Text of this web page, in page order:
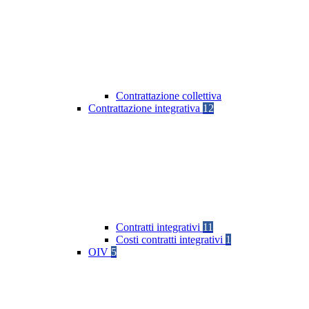
Contrattazione collettiva
Contrattazione integrativa 12
Contratti integrativi 11
Costi contratti integrativi 1
OIV 5